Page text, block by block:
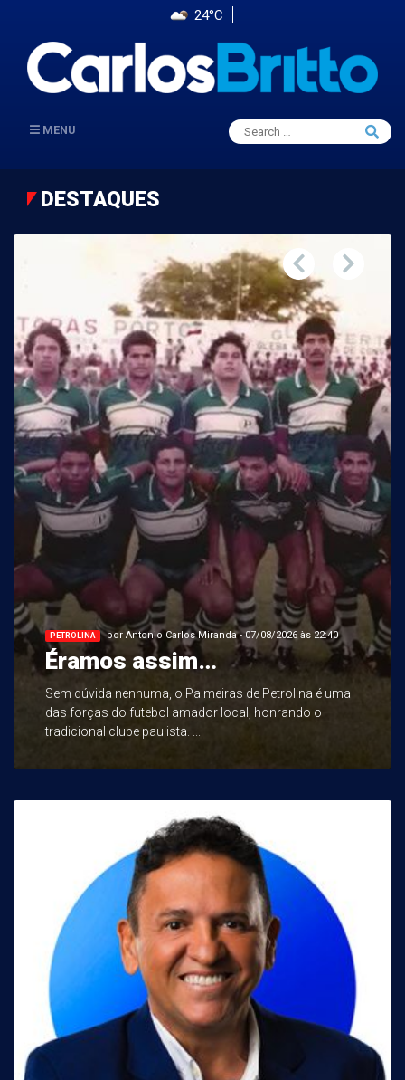
24°C
MENU
Search
for:
Search
DESTAQUES
PETROLINA por Antonio Carlos Miranda - 07/08/2026 às 22:40
Éramos assim…
Sem dúvida nenhuma, o Palmeiras de Petrolina é uma
das forças do futebol amador local, honrando o
tradicional clube paulista. ...